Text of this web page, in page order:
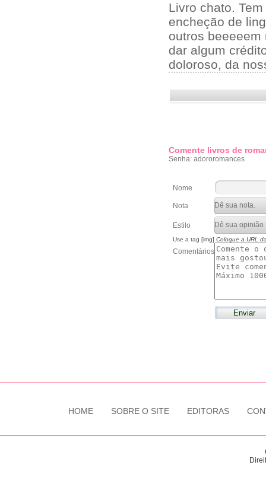
Livro chato.
encheção de
outros
dar algum
doloroso, da
Comente livros de
Senha: adororomances
Nome
Nota
Estilo
Use a tag [img] Coloque a URL
Comentários
HOME SOBRE O SITE EDITORAS